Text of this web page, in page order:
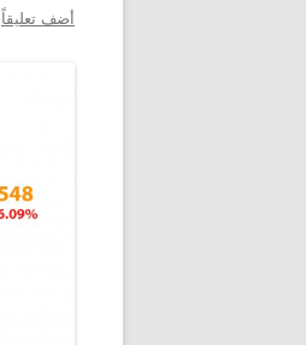
أضف تعليقاً